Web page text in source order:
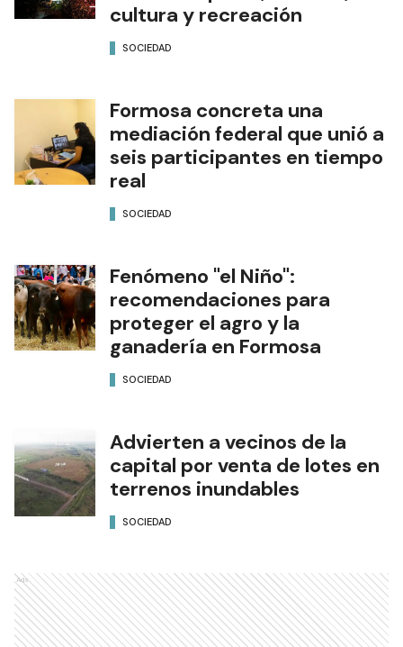
cultura y recreación
SOCIEDAD
Formosa concreta una
mediación federal que unió a
seis participantes en tiempo
real
SOCIEDAD
Fenómeno "el Niño":
recomendaciones para
proteger el agro y la
ganadería en Formosa
SOCIEDAD
Advierten a vecinos de la
capital por venta de lotes en
terrenos inundables
SOCIEDAD
Ads